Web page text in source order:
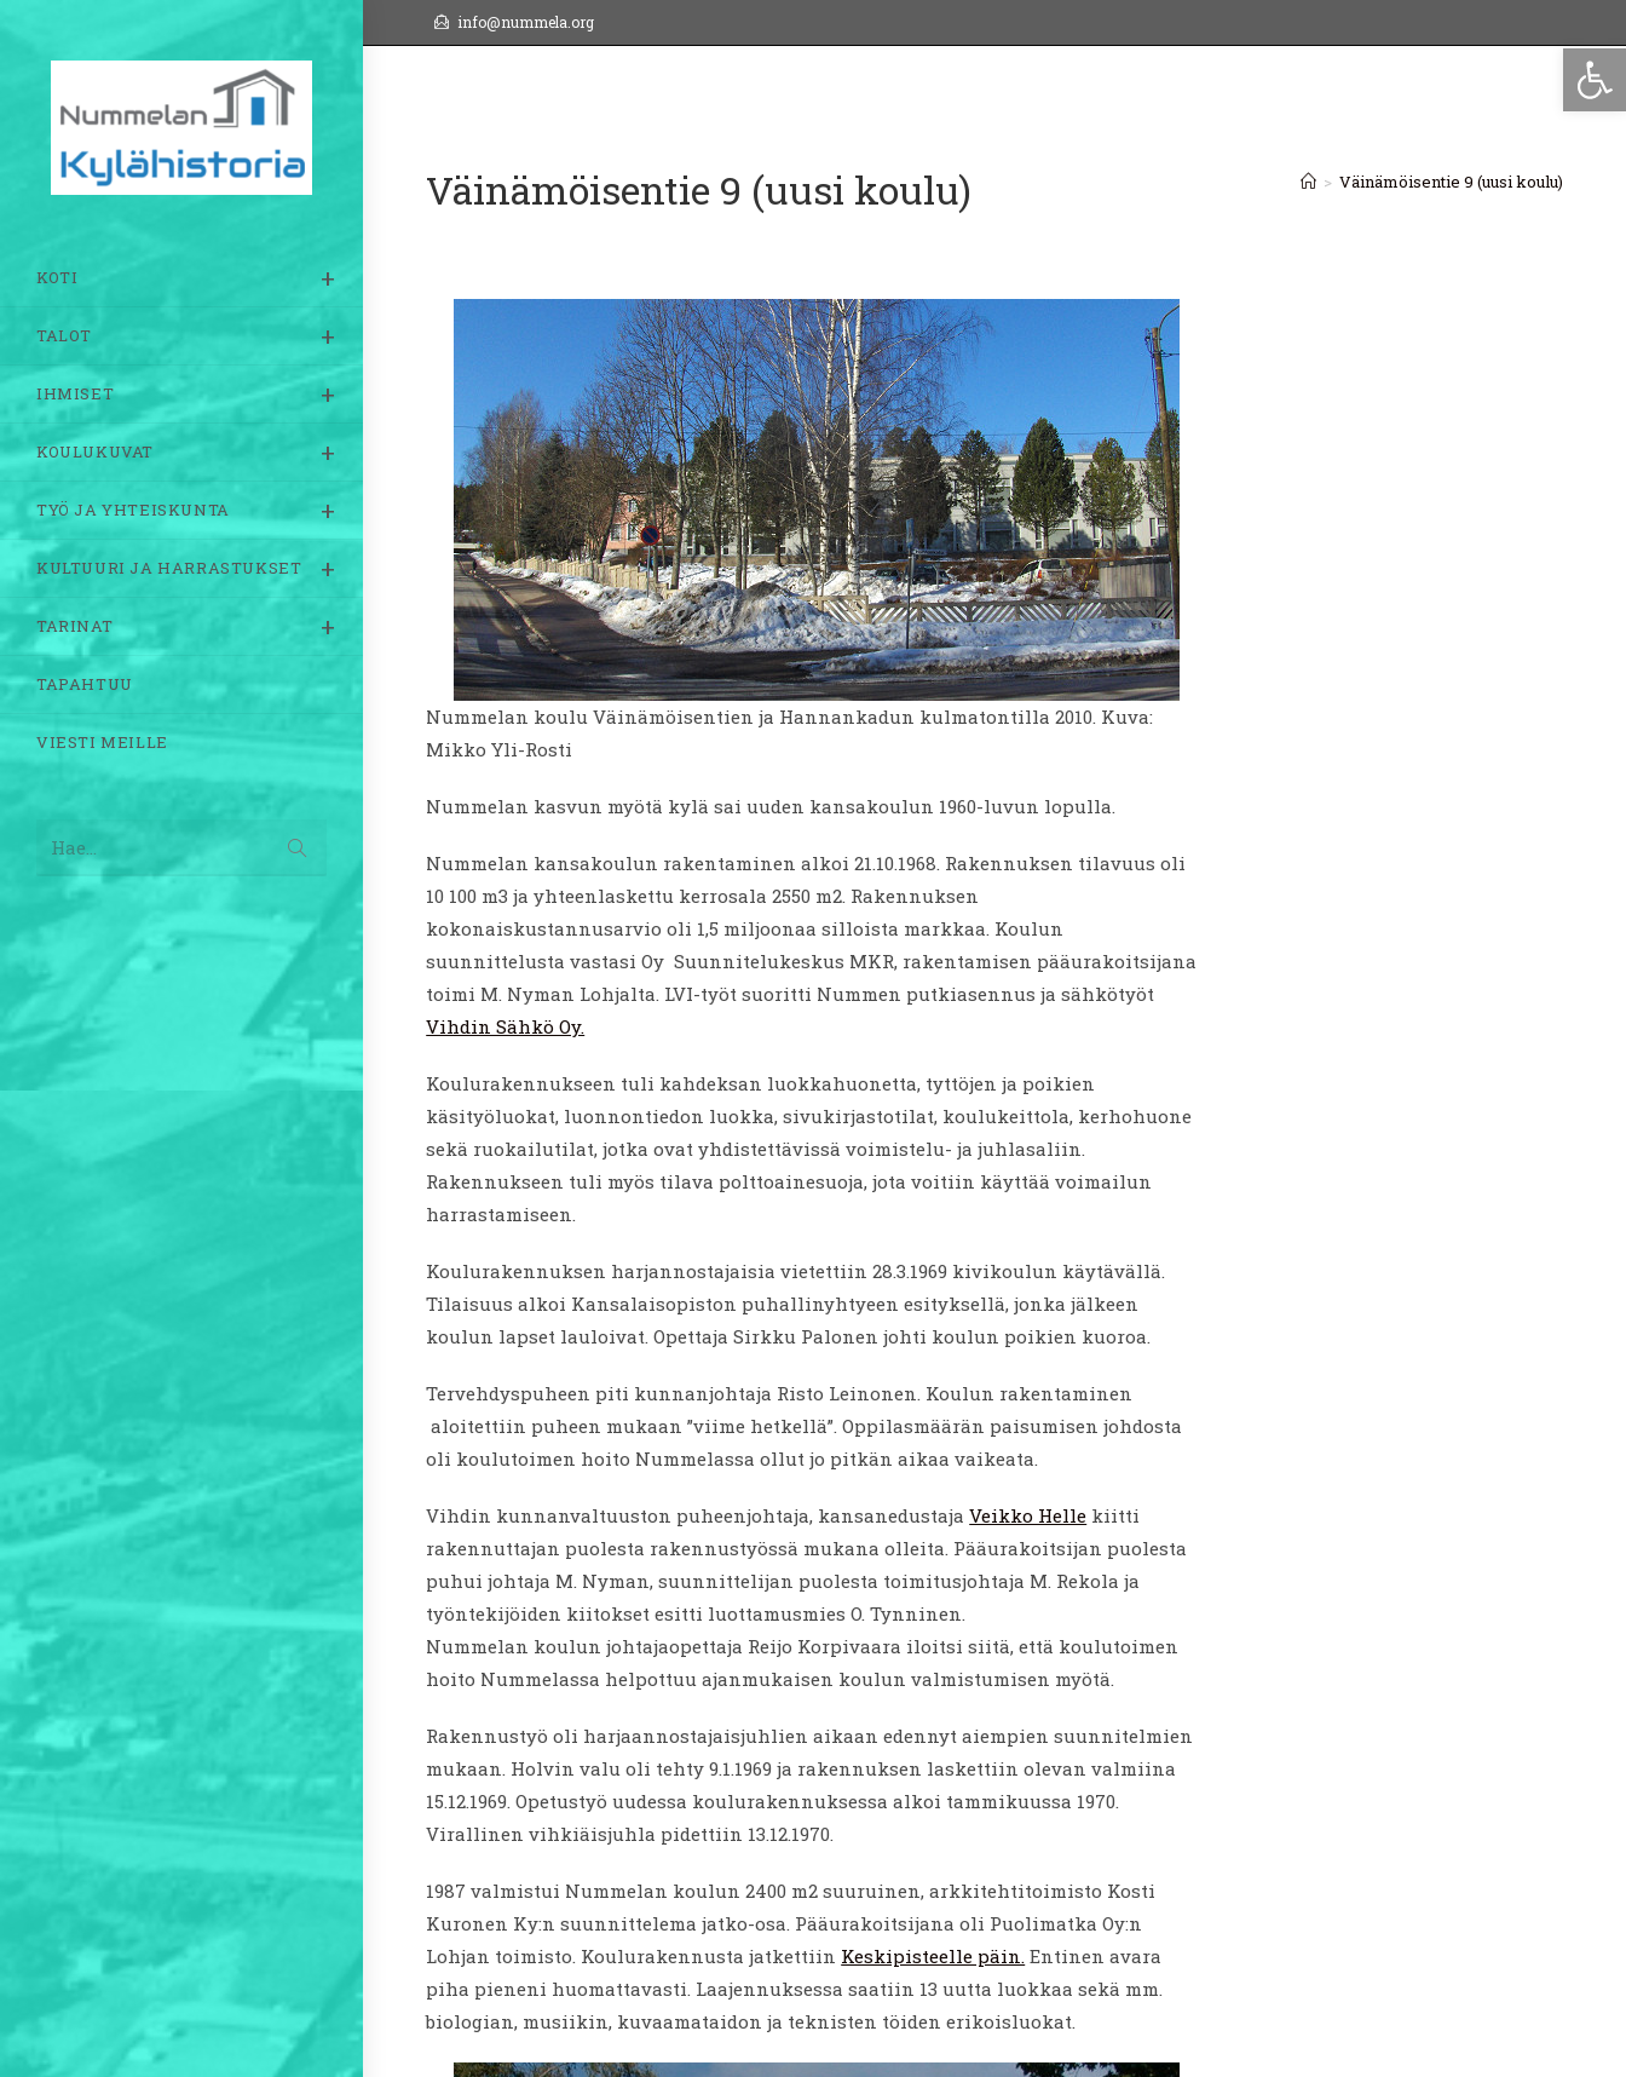
suoraan
info@nummela.org
KOTI
TALOT
IHMISET
KOULUKUVAT
TYÖ JA YHTEISKUNTA
KULTUURI JA HARRASTUKSET
TARINAT
TAPAHTUU
VIESTI MEILLE
Hae...
haku
Väinämöisentie 9 (uusi koulu) > Väinämöisentie 9 (uusi koulu)
Nummelan koulu Väinämöisentien ja Hannankadun kulmatontilla 2010. Kuva:
Mikko Yli-Rosti
Nummelan kasvun myötä kylä sai uuden kansakoulun 1960-luvun lopulla.
Nummelan kansakoulun rakentaminen alkoi 21.10.1968. Rakennuksen tilavuus oli
10 100 m3 ja yhteenlaskettu kerrosala 2550 m2. Rakennuksen
kokonaiskustannusarvio oli 1,5 miljoonaa silloista markkaa. Koulun
suunnittelusta vastasi Oy Suunnitelukeskus MKR, rakentamisen pääurakoitsijana
toimi M. Nyman Lohjalta. LVI-työt suoritti Nummen putkiasennus ja sähkötyöt
Vihdin Sähkö Oy.
Koulurakennukseen tuli kahdeksan luokkahuonetta, tyttöjen ja poikien
käsityöluokat, luonnontiedon luokka, sivukirjastotilat, koulukeittola, kerhohuone
sekä ruokailutilat, jotka ovat yhdistettävissä voimistelu- ja juhlasaliin.
Rakennukseen tuli myös tilava polttoainesuoja, jota voitiin käyttää voimailun
harrastamiseen.
Koulurakennuksen harjannostajaisia vietettiin 28.3.1969 kivikoulun käytävällä.
Tilaisuus alkoi Kansalaisopiston puhallinyhtyeen esityksellä, jonka jälkeen
koulun lapset lauloivat. Opettaja Sirkku Palonen johti koulun poikien kuoroa.
Tervehdyspuheen piti kunnanjohtaja Risto Leinonen. Koulun rakentaminen
aloitettiin puheen mukaan ”viime hetkellä”. Oppilasmäärän paisumisen johdosta
oli koulutoimen hoito Nummelassa ollut jo pitkän aikaa vaikeata.
Vihdin kunnanvaltuuston puheenjohtaja, kansanedustajaVeikko Helle kiitti
rakennuttajan puolesta rakennustyössä mukana olleita. Pääurakoitsijan puolesta
puhui johtaja M. Nyman, suunnittelijan puolesta toimitusjohtaja M. Rekola ja
työntekijöiden kiitokset esitti luottamusmies O. Tynninen.
Nummelan koulun johtajaopettaja Reijo Korpivaara iloitsi siitä, että koulutoimen
hoito Nummelassa helpottuu ajanmukaisen koulun valmistumisen myötä.
Rakennustyö oli harjaannostajaisjuhlien aikaan edennyt aiempien suunnitelmien
mukaan. Holvin valu oli tehty 9.1.1969 ja rakennuksen laskettiin olevan valmiina
15.12.1969. Opetustyö uudessa koulurakennuksessa alkoi tammikuussa 1970.
Virallinen vihkiäisjuhla pidettiin 13.12.1970.
1987 valmistui Nummelan koulun 2400 m2 suuruinen, arkkitehtitoimisto Kosti
Kuronen Ky:n suunnittelema jatko-osa. Pääurakoitsijana oli Puolimatka Oy:n
Lohjan toimisto. Koulurakennusta jatkettiin Keskipisteelle päin. Entinen avara
piha pieneni huomattavasti. Laajennuksessa saatiin 13 uutta luokkaa sekä mm.
biologian, musiikin, kuvaamataidon ja teknisten töiden erikoisluokat.